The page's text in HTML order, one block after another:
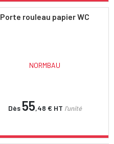
Porte rouleau papier WC
NORMBAU
Dès 55,48 € HT l'unité